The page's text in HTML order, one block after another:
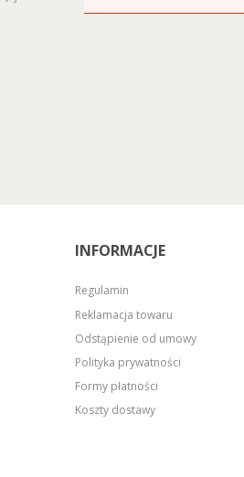
INFORMACJE
Regulamin
Reklamacja towaru
Odstąpienie od umowy
Polityka prywatności
Formy płatności
Koszty dostawy